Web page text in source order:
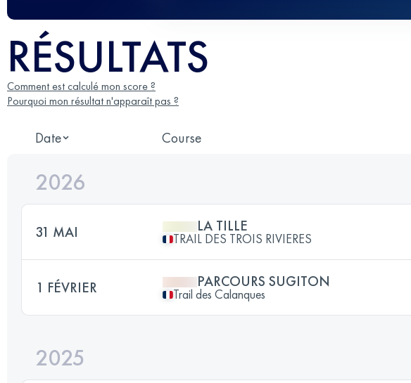
RÉSULTATS
Comment est calculé mon score ?
Pourquoi mon résultat n'apparaît pas ?
Date Course
2026
31 MAI LA TILLE
TRAIL DES TROIS RIVIERES
1 FÉVRIER PARCOURS SUGITON
Trail des Calanques
2025